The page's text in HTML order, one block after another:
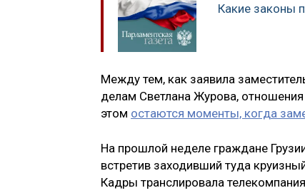
Какие законы
Между тем, как заявила
делам Светлана Журова, отношения
этом остаются моменты, когда
На прошлой неделе граждане
встретив заходивший туда
Кадры транслировала